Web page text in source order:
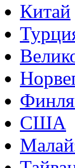
Китай
США